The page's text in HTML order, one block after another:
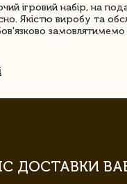
ігровий набір, на
Якістю виробу та
ДОСТАВКИ